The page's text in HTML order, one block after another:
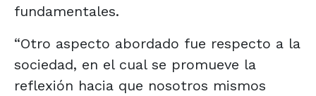
fundamentales.
“Otro aspecto abordado fue respecto a la
sociedad, en el cual se promueve la
reflexión hacia que nosotros mismos